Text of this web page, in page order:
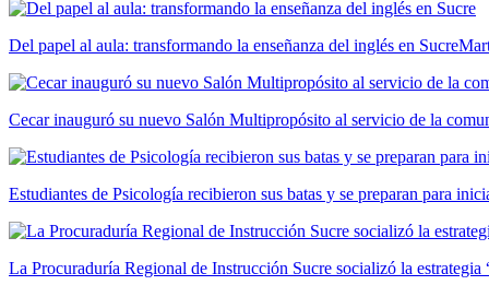
Del papel al aula: transformando la enseñanza del inglés en Sucre
Cecar inauguró su nuevo Salón Multipropósito al servicio de la
Estudiantes de Psicología recibieron sus batas y se preparan para
La Procuraduría Regional de Instrucción Sucre socializó la estrategia